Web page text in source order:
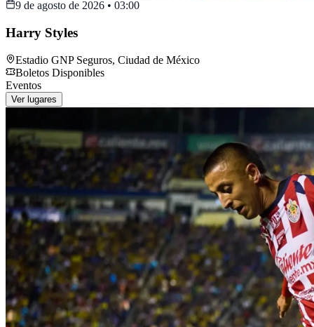
9 de agosto de 2026 • 03:00
Harry Styles
Estadio GNP Seguros, Ciudad de México
Boletos Disponibles
Eventos
Ver lugares